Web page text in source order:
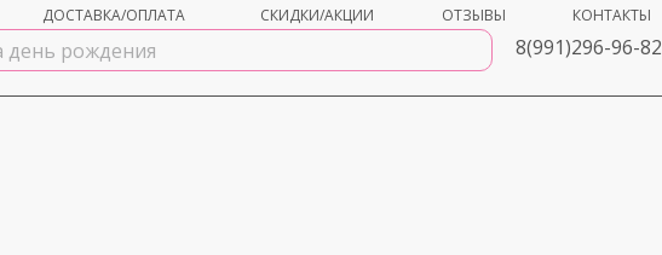
СКИДКИ/АКЦИИ
ДОСТАВКА/ОПЛАТА ОТЗЫВЫ КОНТАКТЫ
8(991)296-96-82